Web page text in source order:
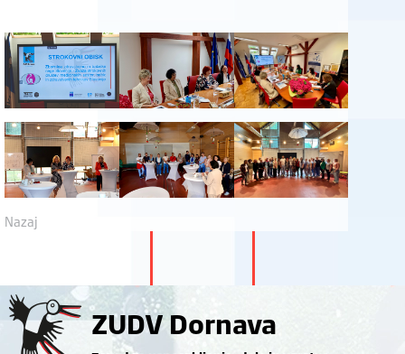
Nazaj
ZUDV Dornava